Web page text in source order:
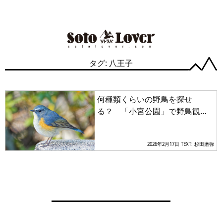
タグ: 八王子
何種類くらいの野鳥を探せ
る？ 「小宮公園」で野鳥観察
2026年2月17日 TEXT: 杉田磨弥